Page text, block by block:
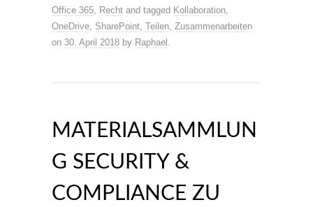
Office 365, Recht and tagged Kollaboration,
OneDrive, SharePoint, Teilen, Zusammenarbeiten
on 30. April 2018 by Raphael .
MATERIALSAMMLUN
G SECURITY &
COMPLIANCE ZU